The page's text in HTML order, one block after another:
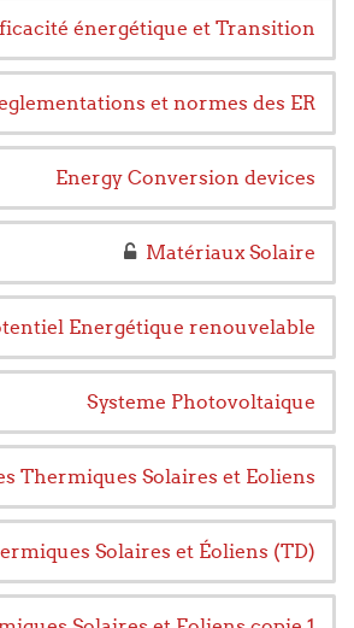
énergétique et Transition
et normes des ER
Energy Conversion devices
Matériaux Solaire
Energétique renouvelable
Systeme Photovoltaique
Thermiques Solaires et Eoliens
Solaires et Éoliens (TD)